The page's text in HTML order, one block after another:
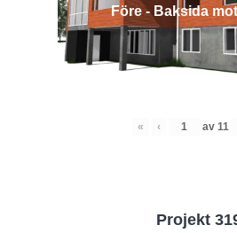
Före - Baksida
« ‹ av 11
Projekt